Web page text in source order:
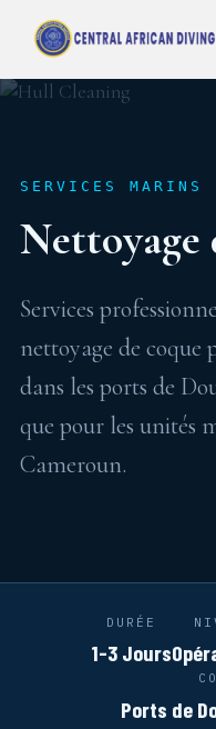
SERVICES MARINS
Nettoyage
Services
nettoyage de coque
dans les ports de
que pour les unités
Cameroun.
DURÉE
1-3 Jours
Ports de